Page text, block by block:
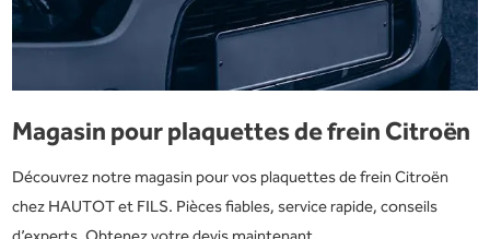
Magasin pour plaquettes de frein Citroën
Découvrez notre magasin pour vos plaquettes de frein Citroën
chez HAUTOT et FILS. Pièces fiables, service rapide, conseils